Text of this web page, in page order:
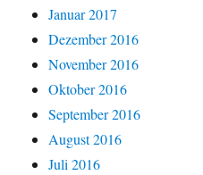
Januar 2017
Dezember 2016
November 2016
Oktober 2016
September 2016
August 2016
Juli 2016